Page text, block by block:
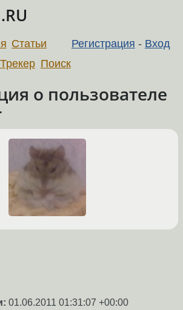
Регистрация - Вход
Статьи
Трекер Поиск
о пользователе
01.06.2011 01:31:07 +00:00